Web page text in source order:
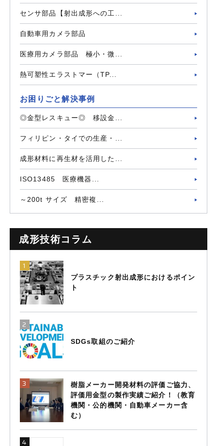
センサ部品【射出成形への工...
自動車用カメラ部品
医療用カメラ部品 極小・微...
熱可塑性エラストマー（TP...
お困りごと解決事例
◎金型レスキュー◎ 移設金...
フィリピン・タイでの生産・...
成形材料に再生材を活用した...
ISO13485 医療機器...
～200t サイズ 精密複...
成形技術コラム
プラスチック射出成形におけるポイン
ト
SDGs取組のご紹介
樹脂メーカー開発材料の評価ご協力、
評価用金型の製作実績ご紹介！（教育
機関・公的機関・自動車メーカー含
む）